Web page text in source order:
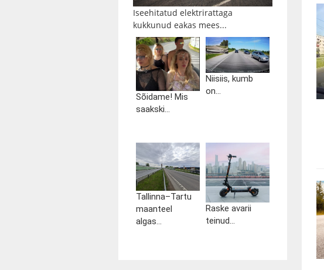
Iseehitatud elektrirattaga
kukkunud eakas mees...
Sõidame! Mis
saakski...
Niisiis, kumb
on...
Tallinna–Tartu
maanteel
algas...
Raske avarii
teinud...